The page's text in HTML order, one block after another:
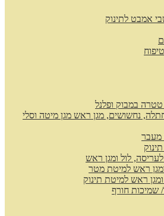
אמבט לתינוק
טטרה במבוק ופלנל
נחשושים, מגן ראש מגן מיטה וסלי
מעבר
לול ומגן ראש
ראש למיטת מטר
ראש למיטת תינוק
שמיכות חורף